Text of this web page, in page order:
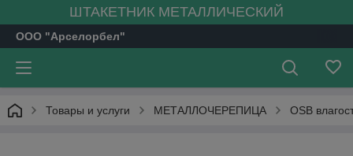
ШТАКЕТНИК МЕТАЛЛИЧЕСКИЙ
ООО "Арселорбел"
Товары и услуги МЕТАЛЛОЧЕРЕПИЦА OSB